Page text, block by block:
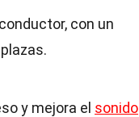
con un
y mejora el sonido